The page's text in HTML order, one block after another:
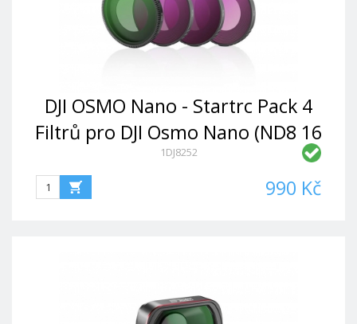
DJI OSMO Nano - Startrc Pack 4
Filtrů pro DJI Osmo Nano (ND8 16
32 CPL)
1DJ8252
990 Kč